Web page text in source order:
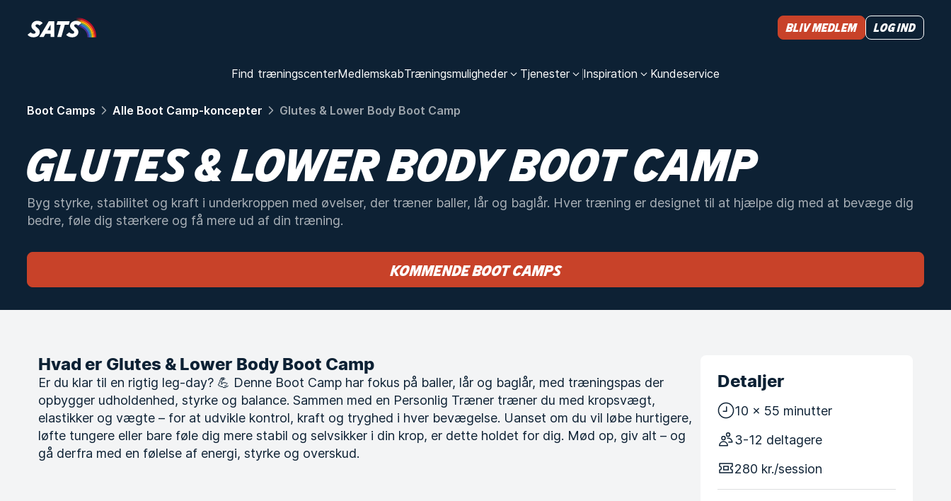
Find træningscenterMedlemskabTræningsmuligheder Tjenester Inspiration Kundeservice
Bliv medlem Log ind
Boot Camps Alle Boot Camp-koncepter Glutes & Lower Body Boot Camp
GLUTES & LOWER BODY BOOT CAMP
Byg styrke, stabilitet og kraft i underkroppen med øvelser, der træner baller, lår og baglår. Hver træning er designet til at hjælpe dig med at bevæge dig
bedre, føle dig stærkere og få mere ud af din træning.
Kommende Boot Camps
Hvad er Glutes & Lower Body Boot Camp
Er du klar til en rigtig leg-day? 💪 Denne Boot Camp har fokus på baller, lår og baglår, med træningspas der
opbygger udholdenhed, styrke og balance. Sammen med en Personlig Træner træner du med kropsvægt,
elastikker og vægte – for at udvikle kontrol, kraft og tryghed i hver bevægelse. Uanset om du vil løbe hurtigere,
løfte tungere eller bare føle dig mere stabil og selvsikker i din krop, er dette holdet for dig. Mød op, giv alt – og
gå derfra med en følelse af energi, styrke og overskud.
Detaljer
10 x 55 minutter
3-12 deltagere
280 kr./session